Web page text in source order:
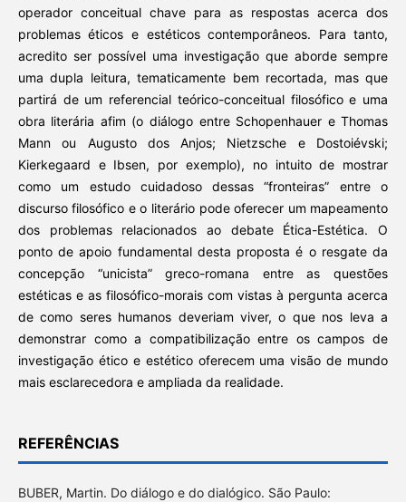
operador conceitual chave para as respostas acerca dos
problemas éticos e estéticos contemporâneos. Para tanto,
acredito ser possível uma investigação que aborde sempre
uma dupla leitura, tematicamente bem recortada, mas que
partirá de um referencial teórico-conceitual filosófico e uma
obra literária afim (o diálogo entre Schopenhauer e Thomas
Mann ou Augusto dos Anjos; Nietzsche e Dostoiévski;
Kierkegaard e Ibsen, por exemplo), no intuito de mostrar
como um estudo cuidadoso dessas “fronteiras” entre o
discurso filosófico e o literário pode oferecer um mapeamento
dos problemas relacionados ao debate Ética-Estética. O
ponto de apoio fundamental desta proposta é o resgate da
concepção “unicista” greco-romana entre as questões
estéticas e as filosófico-morais com vistas à pergunta acerca
de como seres humanos deveriam viver, o que nos leva a
demonstrar como a compatibilização entre os campos de
investigação ético e estético oferecem uma visão de mundo
mais esclarecedora e ampliada da realidade.
REFERÊNCIAS
BUBER, Martin. Do diálogo e do dialógico. São Paulo: